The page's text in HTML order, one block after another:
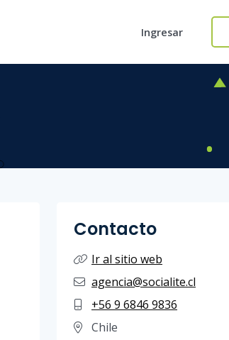
Ingresar
Contacto
Ir al sitio web
agencia@socialite.cl
+56 9 6846 9836
Chile